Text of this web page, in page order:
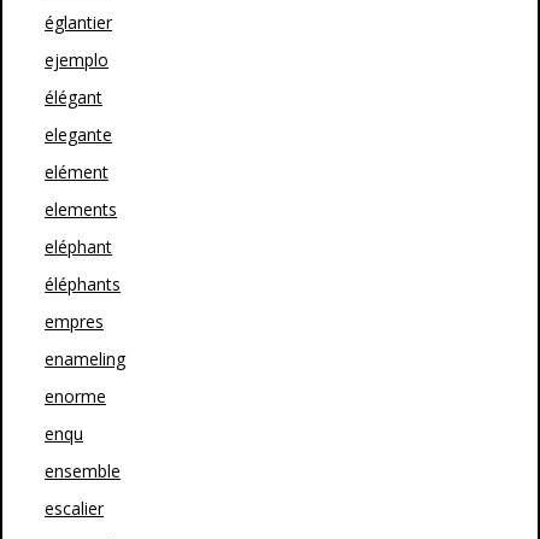
églantier
ejemplo
élégant
elegante
elément
elements
eléphant
éléphants
empres
enameling
enorme
enqu
ensemble
escalier